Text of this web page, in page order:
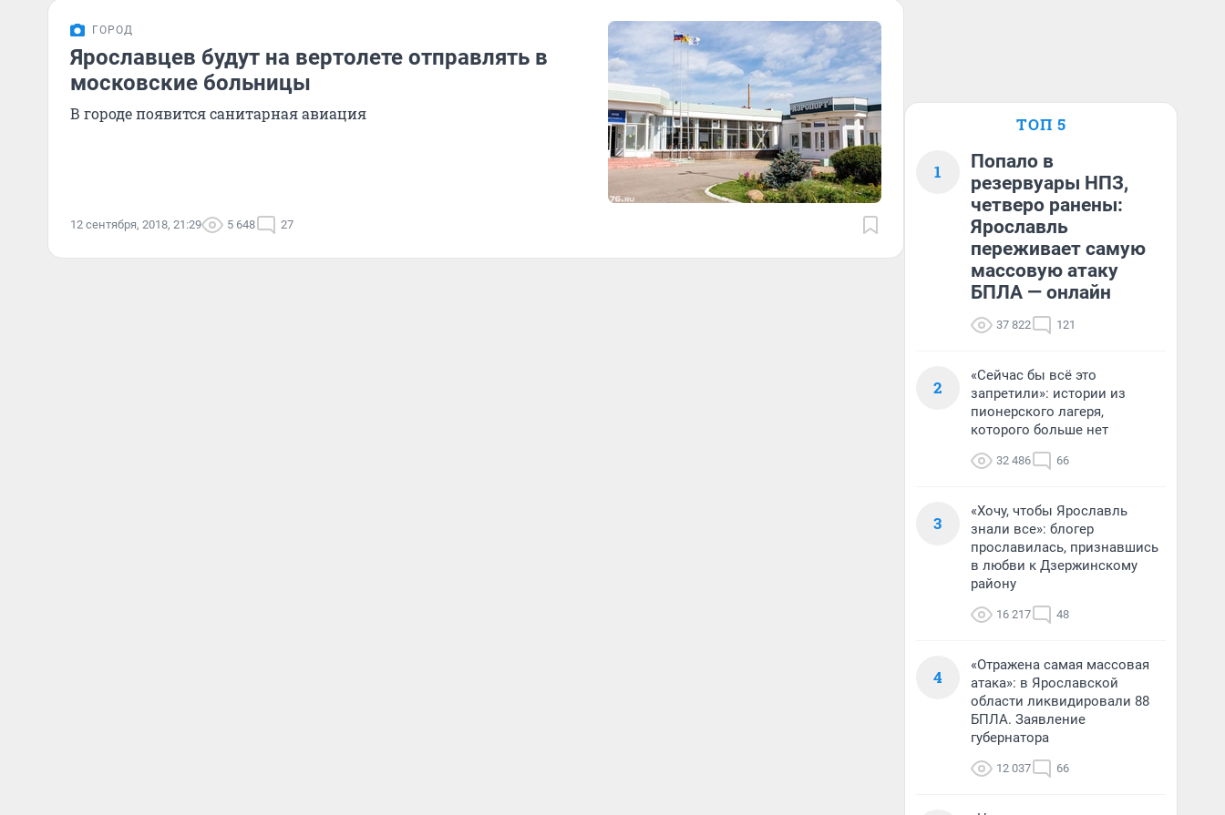
ГОРОД
Ярославцев будут на вертолете отправлять в
московские больницы
В городе появится санитарная авиация
12 сентября, 2018, 21:29 5 648 27
ТОП 5
1
Попало в
резервуары НПЗ,
четверо ранены:
Ярославль
переживает самую
массовую атаку
БПЛА — онлайн
37 822 121
2
«Сейчас бы всё это
запретили»: истории из
пионерского лагеря,
которого больше нет
32 486 66
3
«Хочу, чтобы Ярославль
знали все»: блогер
прославилась, признавшись
в любви к Дзержинскому
району
16 217 48
4
«Отражена самая массовая
атака»: в Ярославской
области ликвидировали 88
БПЛА. Заявление
губернатора
12 037 66